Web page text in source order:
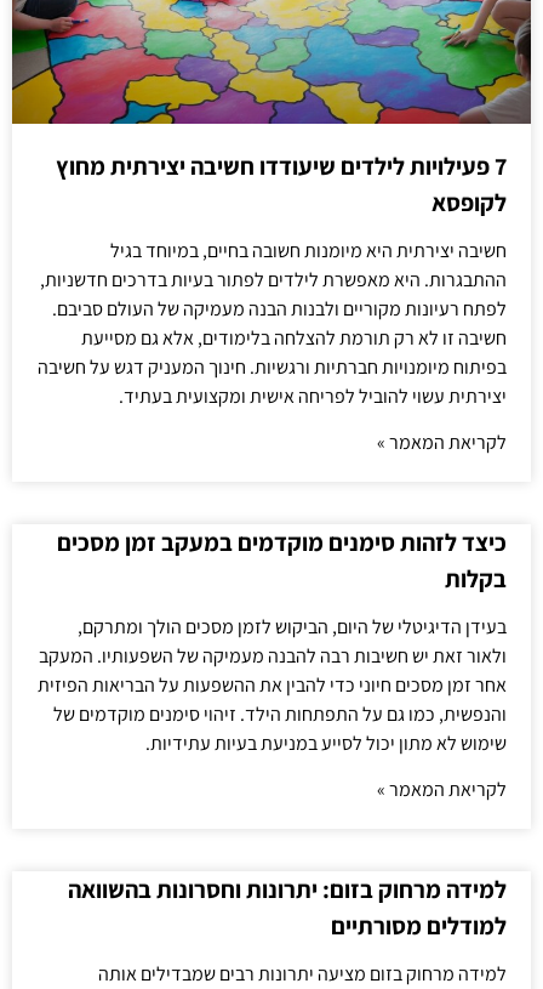
7 פעילויות לילדים שיעודדו חשיבה יצירתית מחוץ
לקופסא
חשיבה יצירתית היא מיומנות חשובה בחיים, במיוחד בגיל
ההתבגרות. היא מאפשרת לילדים לפתור בעיות בדרכים חדשניות,
לפתח רעיונות מקוריים ולבנות הבנה מעמיקה של העולם סביבם.
חשיבה זו לא רק תורמת להצלחה בלימודים, אלא גם מסייעת
בפיתוח מיומנויות חברתיות ורגשיות. חינוך המעניק דגש על חשיבה
יצירתית עשוי להוביל לפריחה אישית ומקצועית בעתיד.
לקריאת המאמר »
כיצד לזהות סימנים מוקדמים במעקב זמן מסכים
בקלות
בעידן הדיגיטלי של היום, הביקוש לזמן מסכים הולך ומתרקם,
ולאור זאת יש חשיבות רבה להבנה מעמיקה של השפעותיו. המעקב
אחר זמן מסכים חיוני כדי להבין את ההשפעות על הבריאות הפיזית
והנפשית, כמו גם על התפתחות הילד. זיהוי סימנים מוקדמים של
שימוש לא מתון יכול לסייע במניעת בעיות עתידיות.
לקריאת המאמר »
למידה מרחוק בזום: יתרונות וחסרונות בהשוואה
למודלים מסורתיים
למידה מרחוק בזום מציעה יתרונות רבים שמבדילים אותה